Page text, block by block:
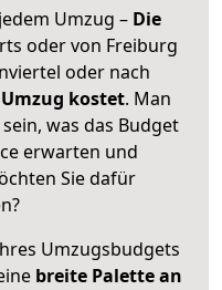
Umzug – Die
oder von Freiburg
oder nach
kostet. Man
was das Budget
erwarten und
Sie dafür
Umzugsbudgets
breite Palette an